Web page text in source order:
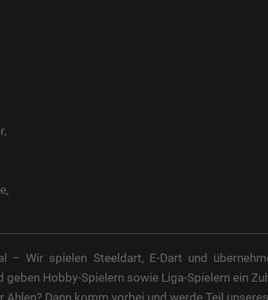
– Wir spielen Steeldart, E-Dart und
geben Hobby-Spielern sowie Liga-Spielern ein
Dann komm vorbei und werde Teil unseres